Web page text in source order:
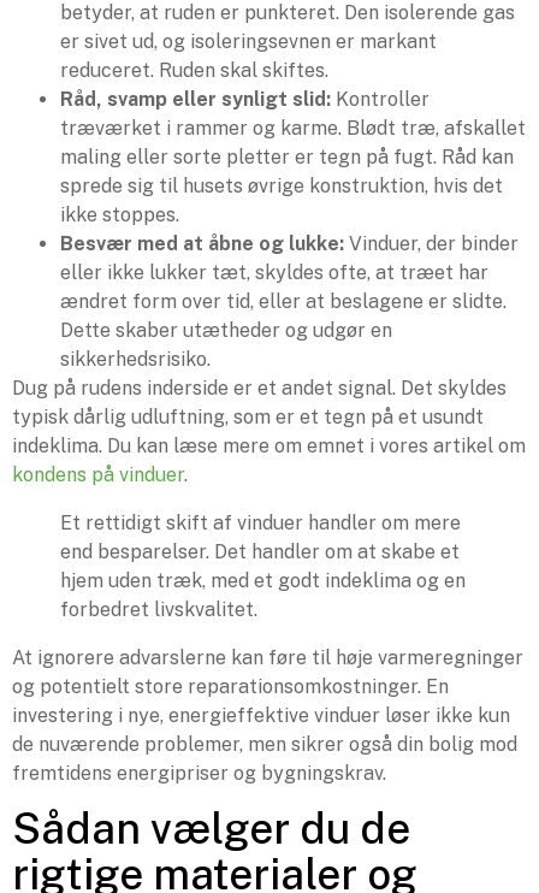
betyder, at ruden er punkteret. Den isolerende gas
er sivet ud, og isoleringsevnen er markant
reduceret. Ruden skal skiftes.
Råd, svamp eller synligt slid: Kontroller
træværket i rammer og karme. Blødt træ, afskallet
maling eller sorte pletter er tegn på fugt. Råd kan
sprede sig til husets øvrige konstruktion, hvis det
ikke stoppes.
Besvær med at åbne og lukke: Vinduer, der binder
eller ikke lukker tæt, skyldes ofte, at træet har
ændret form over tid, eller at beslagene er slidte.
Dette skaber utætheder og udgør en
sikkerhedsrisiko.
Dug på rudens inderside er et andet signal. Det skyldes
typisk dårlig udluftning, som er et tegn på et usundt
indeklima. Du kan læse mere om emnet i vores artikel om
kondens på vinduer.
Et rettidigt skift af vinduer handler om mere
end besparelser. Det handler om at skabe et
hjem uden træk, med et godt indeklima og en
forbedret livskvalitet.
At ignorere advarslerne kan føre til høje varmeregninger
og potentielt store reparationsomkostninger. En
investering i nye, energieffektive vinduer løser ikke kun
de nuværende problemer, men sikrer også din bolig mod
fremtidens energipriser og bygningskrav.
Sådan vælger du de
rigtige materialer og